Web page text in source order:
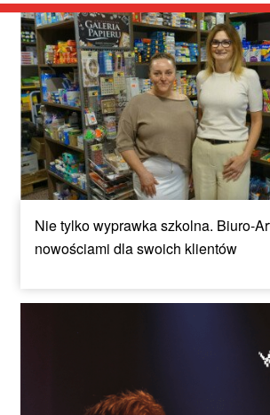
Nie tylko wyprawka szkolna. Biuro-
nowościami dla swoich klientów